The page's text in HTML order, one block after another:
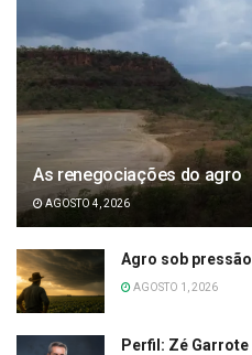
As renegociações do agro
AGOSTO 4, 2026
Agro sob pressão
AGOSTO 1, 2026
Perfil: Zé Garrote